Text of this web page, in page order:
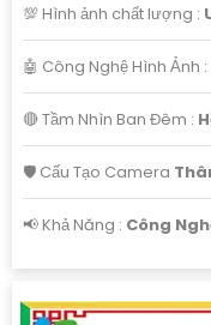
💯 Hình ảnh chất lượng :
🤖️ Công Nghệ Hình Ảnh :
🔴 Tầm Nhìn Ban Đêm :
🛡 Cấu Tạo Camera
️📢 Khả Năng : Công